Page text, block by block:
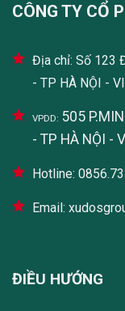
CÔNG TY CỔ
Địa chỉ: Số 123
- TP HÀ NỘI -
VPDD: 505
- TP HÀ NỘI -
Hotline:
Email:
ĐIỀU HƯỚNG